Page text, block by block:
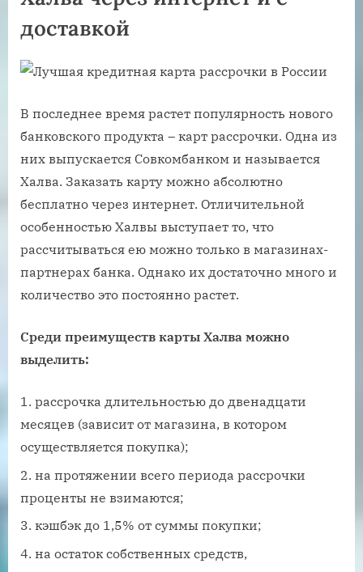
доставкой
В последнее время растет популярность нового
банковского продукта – карт рассрочки. Одна из
них выпускается Совкомбанком и называется
Халва. Заказать карту можно абсолютно
бесплатно через интернет. Отличительной
особенностью Халвы выступает то, что
рассчитываться ею можно только в магазинах-
партнерах банка. Однако их достаточно много и
количество это постоянно растет.
Среди преимуществ карты Халва можно
выделить:
рассрочка длительностью до двенадцати
месяцев (зависит от магазина, в котором
осуществляется покупка);
на протяжении всего периода рассрочки
проценты не взимаются;
кэшбэк до 1,5% от суммы покупки;
на остаток собственных средств,